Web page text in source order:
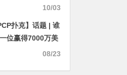
？扑克活传奇
10/03
扑克】话题 | 谁
位赢得7000万美
08/23